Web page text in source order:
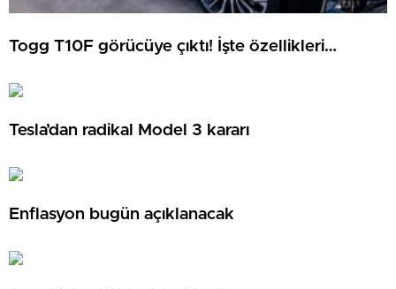
Togg T10F görücüye çıktı! İşte özellikleri…
Tesla’dan radikal Model 3 kararı
Enflasyon bugün açıklanacak